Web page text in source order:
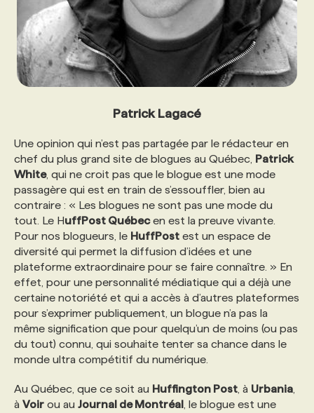
Patrick Lagacé
Une opinion qui n’est pas partagée par le rédacteur en
chef du plus grand site de blogues au Québec, Patrick
White, qui ne croit pas que le blogue est une mode
passagère qui est en train de s’essouffler, bien au
contraire : « Les blogues ne sont pas une mode du
tout. Le HuffPost Québecen est la preuve vivante.
Pour nos blogueurs, le HuffPost est un espace de
diversité qui permet la diffusion d’idées et une
plateforme extraordinaire pour se faire connaître. » En
effet, pour une personnalité médiatique qui a déjà une
certaine notoriété et qui a accès à d’autres plateformes
pour s’exprimer publiquement, un blogue n’a pas la
même signification que pour quelqu’un de moins (ou pas
du tout) connu, qui souhaite tenter sa chance dans le
monde ultra compétitif du numérique.
Au Québec, que ce soit au Huffington Post , à Urbania
à Voir ou au Journal de Montréal , le blogue est une